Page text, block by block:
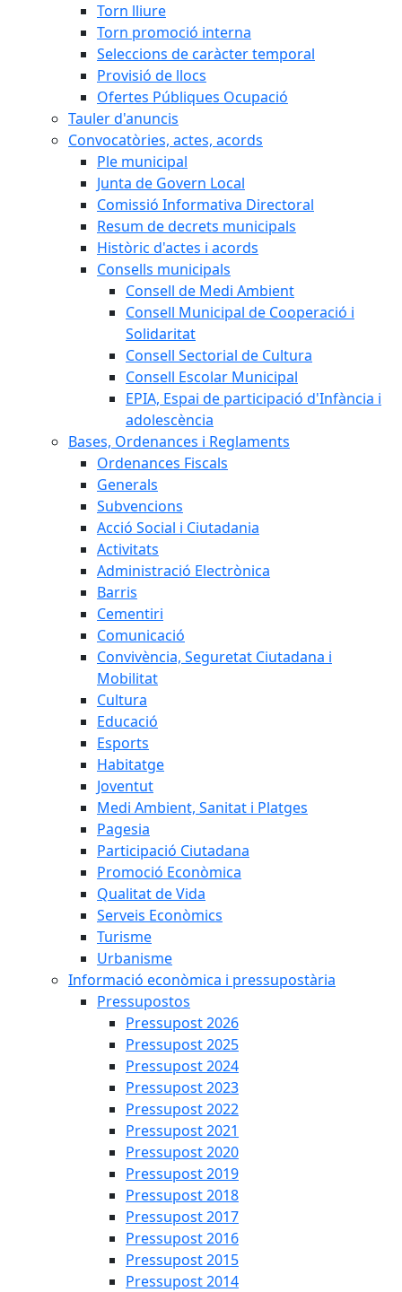
Torn lliure
Torn promoció interna
Seleccions de caràcter temporal
Provisió de llocs
Ofertes Públiques Ocupació
Tauler d'anuncis
Convocatòries, actes, acords
Ple municipal
Junta de Govern Local
Comissió Informativa Directoral
Resum de decrets municipals
Històric d'actes i acords
Consells municipals
Consell de Medi Ambient
Consell Municipal de Cooperació i
Solidaritat
Consell Sectorial de Cultura
Consell Escolar Municipal
EPIA, Espai de participació d'Infància i
adolescència
Bases, Ordenances i Reglaments
Ordenances Fiscals
Generals
Subvencions
Acció Social i Ciutadania
Activitats
Administració Electrònica
Barris
Cementiri
Comunicació
Convivència, Seguretat Ciutadana i
Mobilitat
Cultura
Educació
Esports
Habitatge
Joventut
Medi Ambient, Sanitat i Platges
Pagesia
Participació Ciutadana
Promoció Econòmica
Qualitat de Vida
Serveis Econòmics
Turisme
Urbanisme
Informació econòmica i pressupostària
Pressupostos
Pressupost 2026
Pressupost 2025
Pressupost 2024
Pressupost 2023
Pressupost 2022
Pressupost 2021
Pressupost 2020
Pressupost 2019
Pressupost 2018
Pressupost 2017
Pressupost 2016
Pressupost 2015
Pressupost 2014